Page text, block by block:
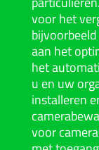
voor het
aan het
het
u en uw
installeren
voor